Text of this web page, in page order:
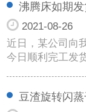
沸腾床如期发
2021-08-26
近日，某公司向
今日顺利完工发
豆渣旋转闪